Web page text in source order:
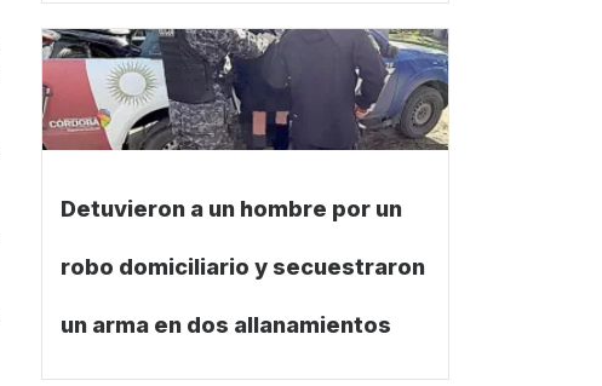
Detuvieron a un hombre por un
robo domiciliario y secuestraron
un arma en dos allanamientos